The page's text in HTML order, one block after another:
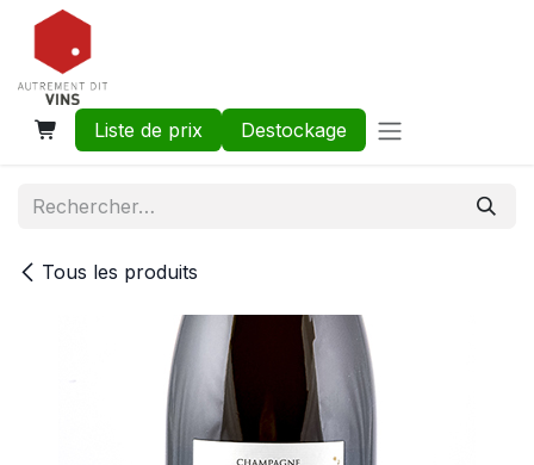
Se rendre au contenu
Liste de prix Destockage
Tous les produits